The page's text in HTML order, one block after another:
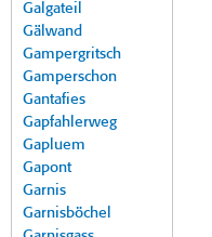
Galgateil
Gälwand
Gampergritsch
Gamperschon
Gantafies
Gapfahlerweg
Gapluem
Gapont
Garnis
Garnisböchel